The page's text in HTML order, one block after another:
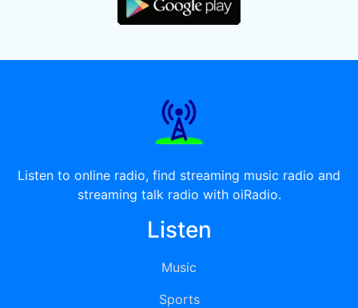
Listen to online radio, find streaming music radio and
streaming talk radio with oiRadio.
Listen
Music
Sports